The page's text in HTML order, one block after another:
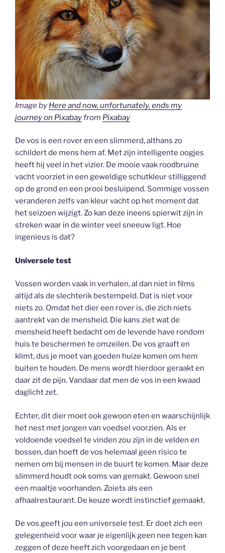
Image by Here and now, unfortunately, ends my
journey on Pixabayfrom Pixabay
De vos is een rover en een slimmerd, althans zo
schildert de mens hem af. Met zijn intelligente oogjes
heeft hij veel in het vizier. De mooie vaak roodbruine
vacht voorziet in een geweldige schutkleur stilliggend
op de grond en een prooi besluipend. Sommige vossen
veranderen zelfs van kleur vacht op het moment dat
het seizoen wijzigt. Zo kan deze ineens spierwit zijn in
streken waar in de winter veel sneeuw ligt. Hoe
ingenieus is dat?
Universele test
Vossen worden vaak in verhalen, al dan niet in films
altijd als de slechterik bestempeld. Dat is niet voor
niets zo. Omdat het dier een rover is, die zich niets
aantrekt van de mensheid. Die kans ziet wat de
mensheid heeft bedacht om de levende have rondom
huis te beschermen te omzeilen. De vos graaft en
klimt, dus je moet van goeden huize komen om hem
buiten te houden. De mens wordt hierdoor geraakt en
daar zit de pijn. Vandaar dat men de vos in een kwaad
daglicht zet.
Echter, dit dier moet ook gewoon eten en waarschijnlijk
het nest met jongen van voedsel voorzien. Als er
voldoende voedsel te vinden zou zijn in de velden en
bossen, dan hoeft de vos helemaal geen risico te
nemen om bij mensen in de buurt te komen. Maar deze
slimmerd houdt ook soms van gemakt. Gewoon snel
een maaltje voorhanden. Zoiets als een
afhaalrestaurant. De keuze wordt instinctief gemaakt.
De vos geeft jou een universele test. Er doet zich een
gelegenheid voor waar je eigenlijk geen nee tegen kan
zeggen of deze heeft zich voorgedaan en je bent